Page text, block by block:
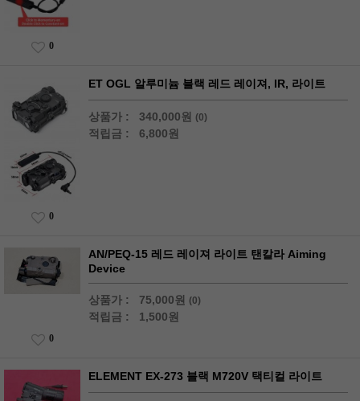
0
ET OGL 알루미늄 블랙 레드 레이져, IR, 라이트
상품가 : 340,000원 (0)
적립금 : 6,800원
0
AN/PEQ-15 레드 레이져 라이트 탠칼라 Aiming
Device
상품가 : 75,000원 (0)
적립금 : 1,500원
0
ELEMENT EX-273 블랙 M720V 택티컬 라이트